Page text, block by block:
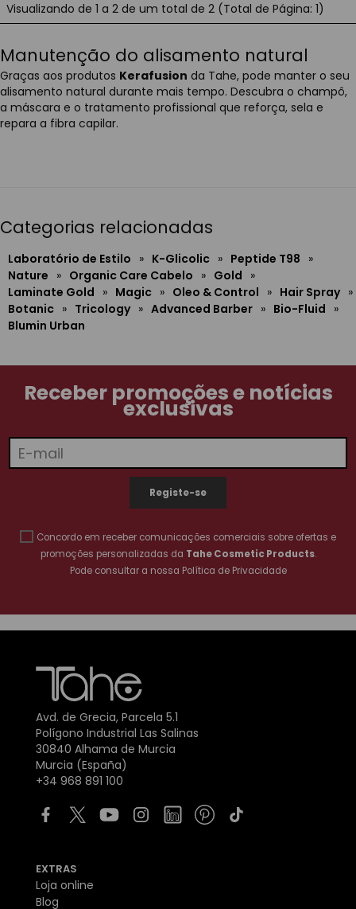
Manutenção do alisamento natural
Graças aos produtos Kerafusion da Tahe, pode manter o seu
alisamento natural durante mais tempo. Descubra o champô,
a máscara e o tratamento profissional que reforça, sela e
repara a fibra capilar.
Visualizando de 1 a 2 de um total de 2 (Total de Página: 1)
Categorias relacionadas
Laboratório de Estilo » K-Glicolic » Peptide T98 »
Nature » Organic Care Cabelo » Gold »
Laminate Gold » Magic » Oleo & Control » Hair Spray »
Botanic » Tricology » Advanced Barber » Bio-Fluid »
Blumin Urban
Receber promoções e notícias
exclusivas
Concordo em receber comunicações comerciais sobre ofertas e
promoções personalizadas da Tahe Cosmetic Products.
Pode consultar a nossa Política de Privacidade
Avd. de Grecia, Parcela 5.1
Polígono Industrial Las Salinas
30840 Alhama de Murcia
Murcia (España)
+34 968 891 100
EXTRAS
Loja online
Blog